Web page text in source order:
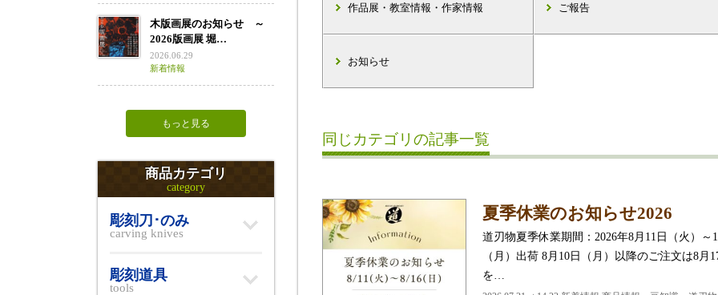
作品展・教室情報・作家情報 ご報告
お知らせ
同じカテゴリの記事一覧
夏季休業のお知らせ2026
道刃物夏季休業期間：2026年8月11日（火）
（月）出荷 8月10日（月）以降のご注文は8
を…
木版画展のお知らせ ～
2026版画展 堀…
2026.06.29
新着情報
もっと見る
商品カテゴリ
category
彫刻刀･のみ
carving knives
彫刻道具
tools